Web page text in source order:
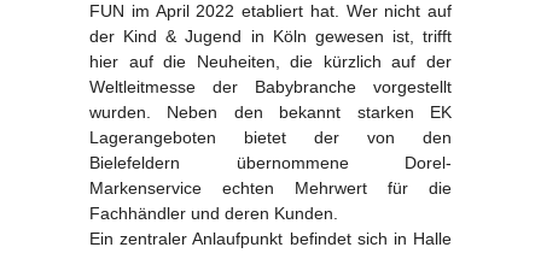
FUN im April 2022 etabliert hat. Wer nicht auf
der Kind & Jugend in Köln gewesen ist, trifft
hier auf die Neuheiten, die kürzlich auf der
Weltleitmesse der Babybranche vorgestellt
wurden. Neben den bekannt starken EK
Lagerangeboten bietet der von den
Bielefeldern übernommene Dorel-
Markenservice echten Mehrwert für die
Fachhändler und deren Kunden.
Ein zentraler Anlaufpunkt befindet sich in Halle